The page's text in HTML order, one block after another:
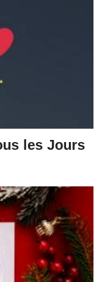
les Jours